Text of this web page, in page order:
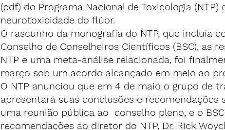
(pdf) do Programa Nacional de Toxicologia
neurotoxicidade do flúor.
O rascunho da monografia do NTP, que incluía
Conselho de Conselheiros Científicos (BSC), as
NTP e uma meta-análise relacionada, foi
março sob um acordo alcançado em meio ao
O NTP anunciou que em 4 de maio o grupo de
apresentará suas conclusões e recomendações
uma reunião pública ao  conselho pleno, e o
recomendações ao diretor do NTP, Dr. Rick